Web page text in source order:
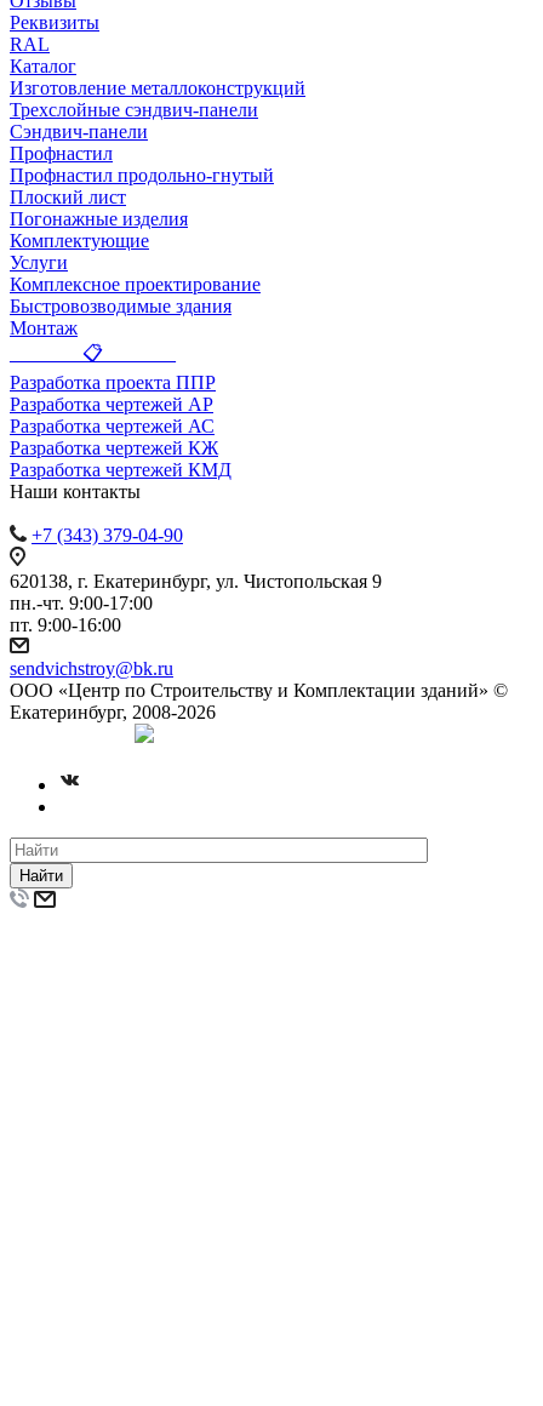
Реквизиты
RAL
Каталог
Изготовление металлоконструкций
Трехслойные сэндвич-панели
Сэндвич-панели
Профнастил
Профнастил продольно-гнутый
Плоский лист
Погонажные изделия
Комплектующие
Услуги
Комплексное проектирование
Быстровозводимые здания
Монтаж
_______ 📋 _______
Разработка проекта ППР
Разработка чертежей АР
Разработка чертежей АС
Разработка чертежей КЖ
Разработка чертежей КМД
Наши контакты
+7 (343) 379-04-90
620138, г. Екатеринбург, ул. Чистопольская 9
пн.-чт. 9:00-17:00
пт. 9:00-16:00
sendvichstroy@bk.ru
ООО «Центр по Строительству и Комплектации зданий» ©
Екатеринбург, 2008-2026
Найти